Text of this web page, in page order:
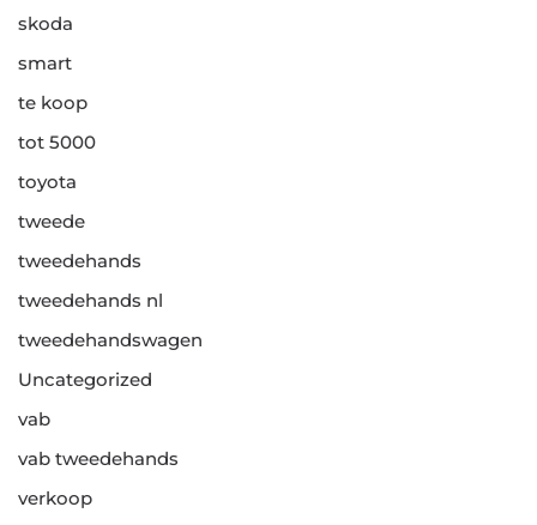
skoda
smart
te koop
tot 5000
toyota
tweede
tweedehands
tweedehands nl
tweedehandswagen
Uncategorized
vab
vab tweedehands
verkoop